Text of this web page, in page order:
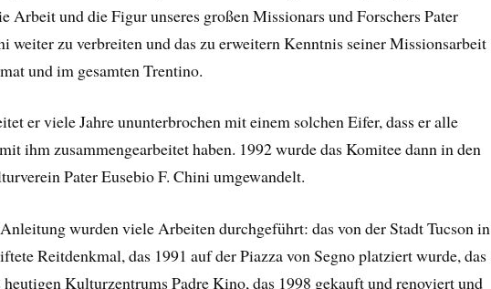
Arbeit und die Figur unseres großen Missionars und Forschers Pater
weiter zu verbreiten und das zu erweitern Kenntnis seiner Missionsarbeit
und im gesamten Trentino.
er viele Jahre ununterbrochen mit einem solchen Eifer, dass er alle
ihm zusammengearbeitet haben. 1992 wurde das Komitee dann in den
Pater Eusebio F. Chini umgewandelt.
wurden viele Arbeiten durchgeführt: das von der Stadt Tucson in
Reitdenkmal, das 1991 auf der Piazza von Segno platziert wurde, das
heutigen Kulturzentrums Padre Kino, das 1998 gekauft und renoviert und